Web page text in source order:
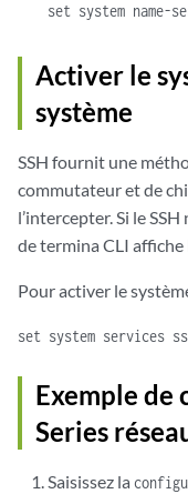
set system name-
Activer le
système
SSH fournit une
commutateur et de
l’intercepter. Si le
de termina CLI affiche
Pour activer le
set system services
Exemple de
Series
Saisissez la